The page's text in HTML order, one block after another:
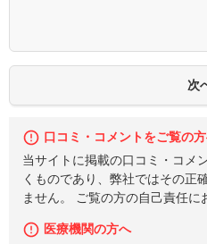
口コミ・コメントをご覧の
当サイトに掲載の口コミ・コメ
くものであり、弊社ではその正
ません。 ご覧の方の自己責任に
医療機関の方へ